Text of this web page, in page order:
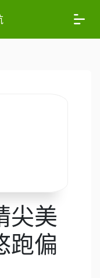
尖美
跑偏